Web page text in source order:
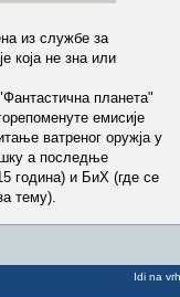
из службе за
која не зна или
планета"
емисије
ватреног оружја у
а последње
година) и БиХ (где се
тему).
Idi na vrh